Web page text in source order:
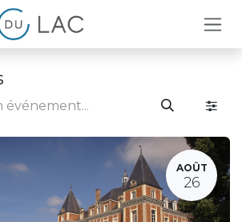
AOÛT
26